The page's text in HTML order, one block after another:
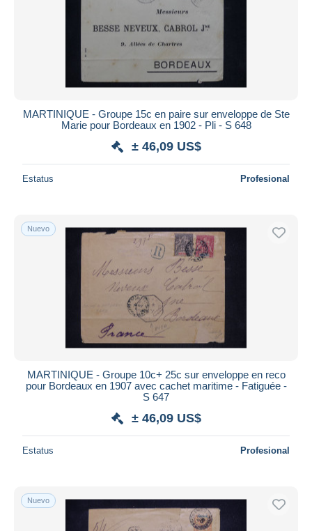
MARTINIQUE - Groupe 15c en paire sur enveloppe de Ste
Marie pour Bordeaux en 1902 - Pli - S 648
± 46,09 US$
Estatus Profesional
Nuevo
MARTINIQUE - Groupe 10c+ 25c sur enveloppe en reco
pour Bordeaux en 1907 avec cachet maritime - Fatiguée -
S 647
± 46,09 US$
Estatus Profesional
Nuevo